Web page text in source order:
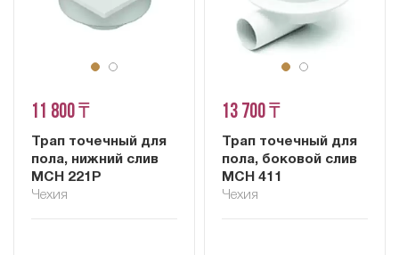
11 800 ₸
Трап точечный для
пола, нижний слив
MCH 221P
Чехия
13 700 ₸
Трап точечный для
пола, боковой слив
MCH 411
Чехия